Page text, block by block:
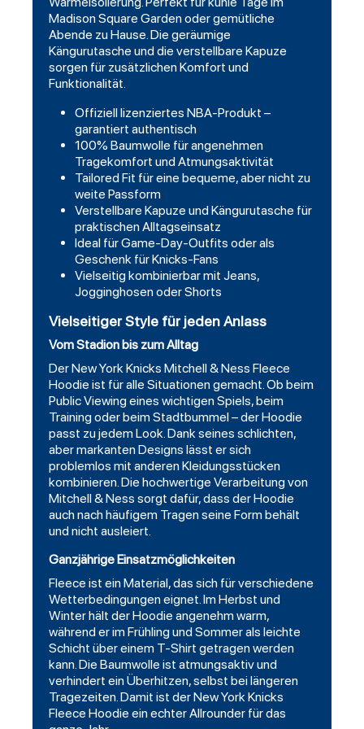
Madison Square Garden oder gemütliche
Abende zu Hause. Die geräumige
Kängurutasche und die verstellbare Kapuze
sorgen für zusätzlichen Komfort und
Funktionalität.
Offiziell lizenziertes NBA-Produkt –
garantiert authentisch
100% Baumwolle für angenehmen
Tragekomfort und Atmungsaktivität
Tailored Fit für eine bequeme, aber nicht zu
weite Passform
Verstellbare Kapuze und Kängurutasche für
praktischen Alltagseinsatz
Ideal für Game-Day-Outfits oder als
Geschenk für Knicks-Fans
Vielseitig kombinierbar mit Jeans,
Jogginghosen oder Shorts
Vielseitiger Style für jeden Anlass
Vom Stadion bis zum Alltag
Der New York Knicks Mitchell & Ness Fleece
Hoodie ist für alle Situationen gemacht. Ob beim
Public Viewing eines wichtigen Spiels, beim
Training oder beim Stadtbummel – der Hoodie
passt zu jedem Look. Dank seines schlichten,
aber markanten Designs lässt er sich
problemlos mit anderen Kleidungsstücken
kombinieren. Die hochwertige Verarbeitung von
Mitchell & Ness sorgt dafür, dass der Hoodie
auch nach häufigem Tragen seine Form behält
und nicht ausleiert.
Ganzjährige Einsatzmöglichkeiten
Fleece ist ein Material, das sich für verschiedene
Wetterbedingungen eignet. Im Herbst und
Winter hält der Hoodie angenehm warm,
während er im Frühling und Sommer als leichte
Schicht über einem T-Shirt getragen werden
kann. Die Baumwolle ist atmungsaktiv und
verhindert ein Überhitzen, selbst bei längeren
Tragezeiten. Damit ist der New York Knicks
Fleece Hoodie ein echter Allrounder für das